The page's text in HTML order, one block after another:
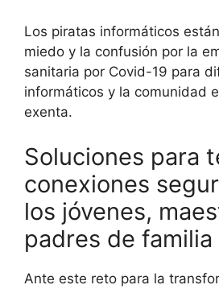
Los piratas informáticos
miedo y la confusión por la
sanitaria por Covid-19 para
informáticos y la comunidad
exenta.
Soluciones para
conexiones
los jóvenes,
padres de familia
Ante este reto para la